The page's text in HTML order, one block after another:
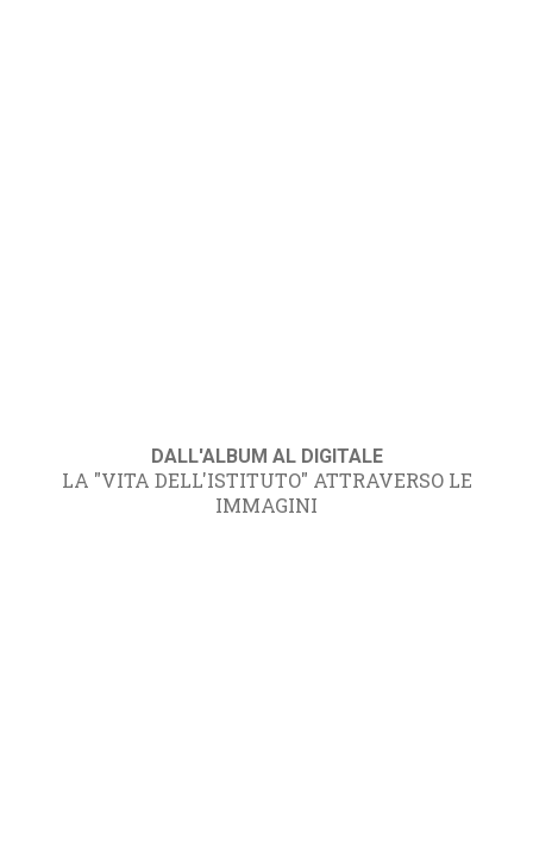
DALL'ALBUM AL DIGITALE
LA "VITA DELL'ISTITUTO" ATTRAVERSO LE
IMMAGINI